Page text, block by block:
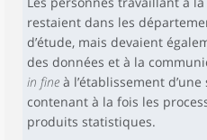
restaient dans les
d’étude, mais devaient
des données et à la
in fine à l’établissement
contenant à la fois les
produits statistiques.